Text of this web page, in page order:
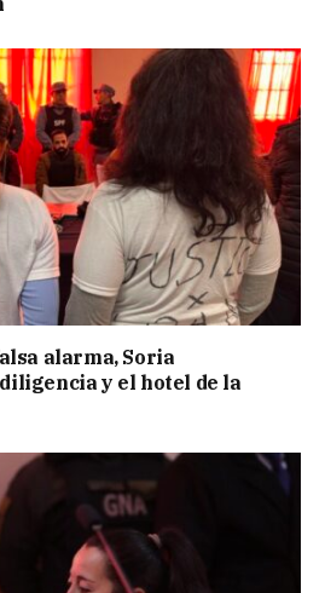
alarma, Soria
y el hotel de la